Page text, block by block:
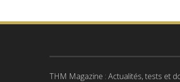
THM Magazine : Actualités, tests et